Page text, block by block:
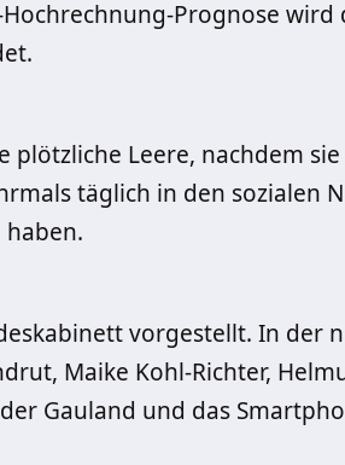
Prognose wird
Leere, nachdem
täglich in den sozialen
vorgestellt. In der
Maike Kohl-Richter,
Gauland und das